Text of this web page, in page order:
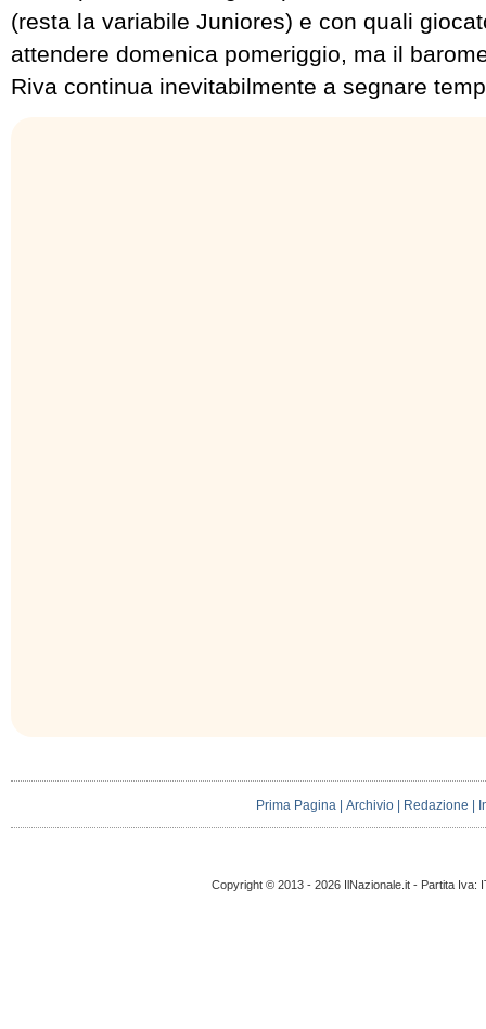
(resta la variabile Juniores) e con quali
attendere domenica pomeriggio, ma il
Riva continua inevitabilmente a segnare
Prima Pagina |Archivio Redazione
Copyright © 2013 - 2026 IlNazionale.it - Partita Iva: